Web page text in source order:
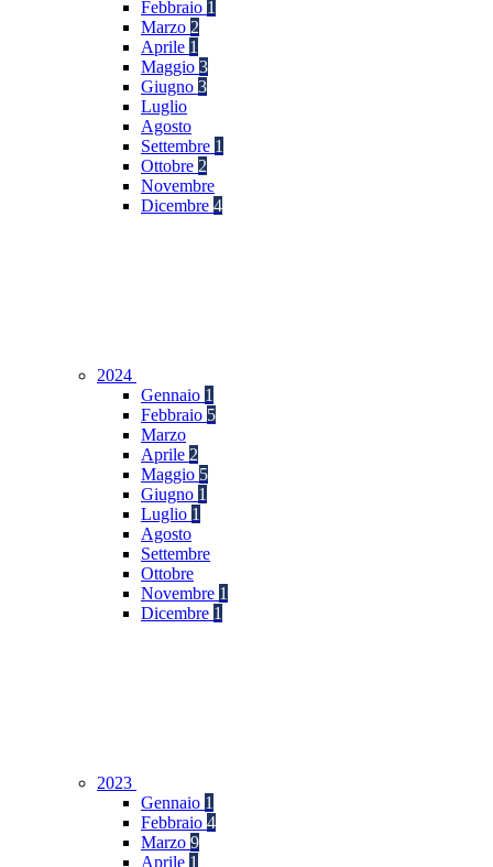
Febbraio 1
Marzo 2
Aprile 1
Maggio 3
Giugno 3
Luglio
Agosto
Settembre 1
Ottobre 2
Novembre
Dicembre 4
2024
Gennaio 1
Febbraio 5
Marzo
Aprile 2
Maggio 5
Giugno 1
Luglio 1
Agosto
Settembre
Ottobre
Novembre 1
Dicembre 1
2023
Gennaio 1
Febbraio 4
Marzo 9
Aprile 1